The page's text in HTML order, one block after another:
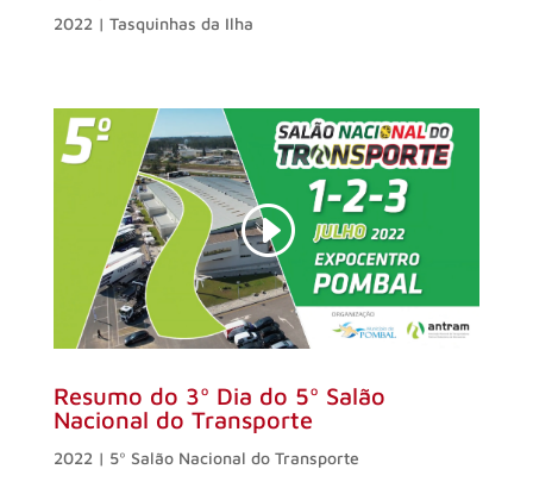
2022 | Tasquinhas da Ilha
Resumo do 3º Dia do 5º Salão
Nacional do Transporte
2022 | 5º Salão Nacional do Transporte